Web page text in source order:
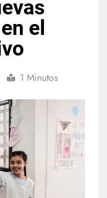
el
1 Minutos